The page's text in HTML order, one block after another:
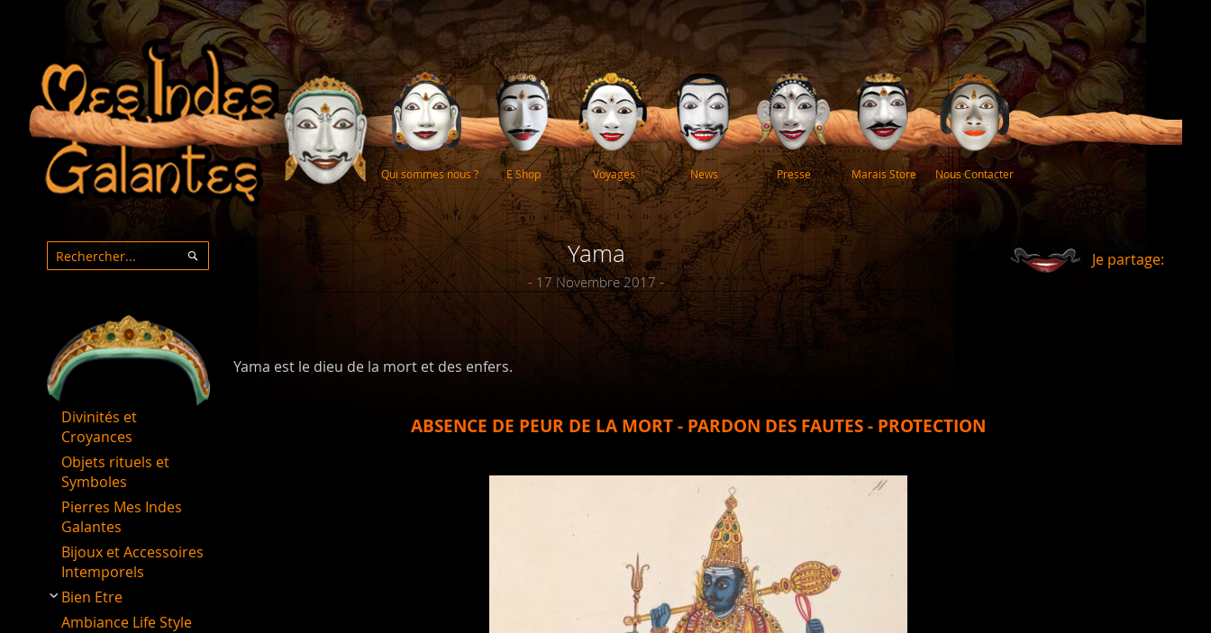
Qui sommes nous ? E Shop Voyages News Presse Marais Store Nous Contacter
Yama
- 17 Novembre 2017 -
Je partage:
Yama est le dieu de la mort et des enfers.
ABSENCE DE PEUR DE LA MORT - PARDON DES FAUTES - PROTECTION
Rechercher
Divinités et
Croyances
Objets rituels et
Symboles
Pierres Mes Indes
Galantes
Bijoux et Accessoires
Intemporels
Bien Etre
Ambiance Life Style